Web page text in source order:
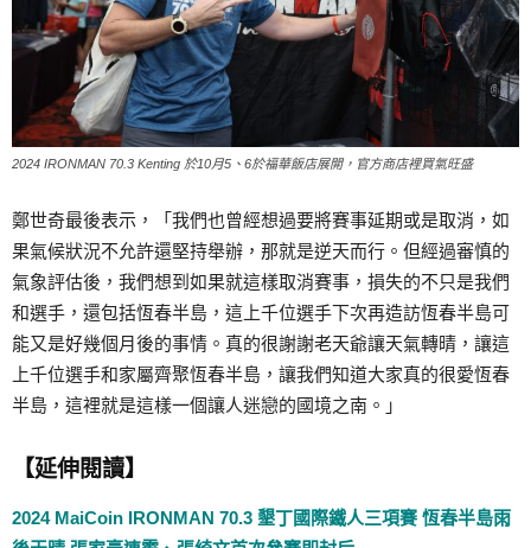
2024 IRONMAN 70.3 Kenting 於10月5、6於福華飯店展開，官方商店裡買氣旺盛
鄭世奇最後表示，「我們也曾經想過要將賽事延期或是取消，如
果氣候狀況不允許還堅持舉辦，那就是逆天而行。但經過審慎的
氣象評估後，我們想到如果就這樣取消賽事，損失的不只是我們
和選手，還包括恆春半島，這上千位選手下次再造訪恆春半島可
能又是好幾個月後的事情。真的很謝謝老天爺讓天氣轉晴，讓這
上千位選手和家屬齊聚恆春半島，讓我們知道大家真的很愛恆春
半島，這裡就是這樣一個讓人迷戀的國境之南。」
【延伸閱讀】
2024 MaiCoin IRONMAN 70.3 墾丁國際鐵人三項賽 恆春半島雨